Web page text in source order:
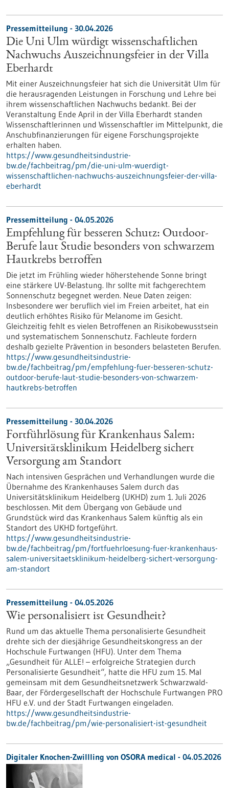
Pressemitteilung - 30.04.2026
Die Uni Ulm würdigt wissenschaftlichen
Nachwuchs Auszeichnungsfeier in der Villa
Eberhardt
Mit einer Auszeichnungsfeier hat sich die Universität Ulm für
die herausragenden Leistungen in Forschung und Lehre bei
ihrem wissenschaftlichen Nachwuchs bedankt. Bei der
Veranstaltung Ende April in der Villa Eberhardt standen
Wissenschaftlerinnen und Wissenschaftler im Mittelpunkt, die
Anschubfinanzierungen für eigene Forschungsprojekte
erhalten haben.
https://www.gesundheitsindustrie-
bw.de/fachbeitrag/pm/die-uni-ulm-wuerdigt-
wissenschaftlichen-nachwuchs-auszeichnungsfeier-der-villa-
eberhardt
Pressemitteilung - 04.05.2026
Empfehlung für besseren Schutz: Outdoor-
Berufe laut Studie besonders von schwarzem
Hautkrebs betroffen
Die jetzt im Frühling wieder höherstehende Sonne bringt
eine stärkere UV-Belastung. Ihr sollte mit fachgerechtem
Sonnenschutz begegnet werden. Neue Daten zeigen:
Insbesondere wer beruflich viel im Freien arbeitet, hat ein
deutlich erhöhtes Risiko für Melanome im Gesicht.
Gleichzeitig fehlt es vielen Betroffenen an Risikobewusstsein
und systematischem Sonnenschutz. Fachleute fordern
deshalb gezielte Prävention in besonders belasteten Berufen.
https://www.gesundheitsindustrie-
bw.de/fachbeitrag/pm/empfehlung-fuer-besseren-schutz-
outdoor-berufe-laut-studie-besonders-von-schwarzem-
hautkrebs-betroffen
Pressemitteilung - 30.04.2026
Fortführlösung für Krankenhaus Salem:
Universitätsklinikum Heidelberg sichert
Versorgung am Standort
Nach intensiven Gesprächen und Verhandlungen wurde die
Übernahme des Krankenhauses Salem durch das
Universitätsklinikum Heidelberg (UKHD) zum 1. Juli 2026
beschlossen. Mit dem Übergang von Gebäude und
Grundstück wird das Krankenhaus Salem künftig als ein
Standort des UKHD fortgeführt.
https://www.gesundheitsindustrie-
bw.de/fachbeitrag/pm/fortfuehrloesung-fuer-krankenhaus-
salem-universitaetsklinikum-heidelberg-sichert-versorgung-
am-standort
Pressemitteilung - 04.05.2026
Wie personalisiert ist Gesundheit?
Rund um das aktuelle Thema personalisierte Gesundheit
drehte sich der diesjährige Gesundheitskongress an der
Hochschule Furtwangen (HFU). Unter dem Thema
„Gesundheit für ALLE! – erfolgreiche Strategien durch
Personalisierte Gesundheit“, hatte die HFU zum 15. Mal
gemeinsam mit dem Gesundheitsnetzwerk Schwarzwald-
Baar, der Fördergesellschaft der Hochschule Furtwangen PRO
HFU e.V. und der Stadt Furtwangen eingeladen.
https://www.gesundheitsindustrie-
bw.de/fachbeitrag/pm/wie-personalisiert-ist-gesundheit
Digitaler Knochen-Zwillling von OSORA medical - 04.05.2026